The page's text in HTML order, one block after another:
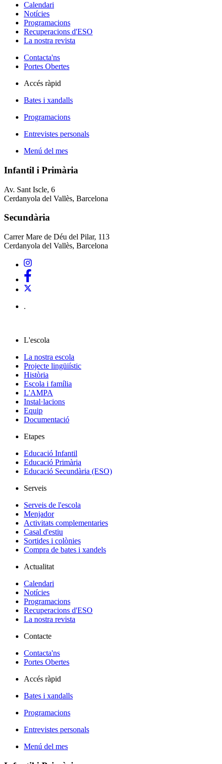
Calendari
Notícies
Programacions
Recuperacions d'ESO
La nostra revista
Contacta'ns
Portes Obertes
Accés ràpid
Bates i xandalls
Programacions
Entrevistes personals
Menú del mes
Infantil i Primària
Av. Sant Iscle, 6
Cerdanyola del Vallès, Barcelona
Secundària
Carrer Mare de Déu del Pilar, 113
Cerdanyola del Vallès, Barcelona
.
L'escola
La nostra escola
Projecte lingüiístic
Història
Escola i família
L'AMPA
Instal·lacions
Equip
Documentació
Etapes
Educació Infantil
Educació Primària
Educació Secundària (ESO)
Serveis
Serveis de l'escola
Menjador
Activitats complementaries
Casal d'estiu
Sortides i colònies
Compra de bates i xandels
Actualitat
Calendari
Notícies
Programacions
Recuperacions d'ESO
La nostra revista
Contacte
Contacta'ns
Portes Obertes
Accés ràpid
Bates i xandalls
Programacions
Entrevistes personals
Menú del mes